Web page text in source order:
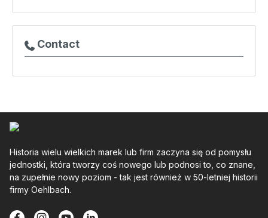
Contact
Historia wielu wielkich marek lub firm zaczyna się od pomysłu
jednostki, która tworzy coś nowego lub podnosi to, co znane,
na zupełnie nowy poziom - tak jest również w 50-letniej historii
firmy Oehlbach.